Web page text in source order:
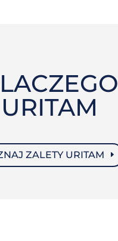
URITAM
ZALETY URITAM